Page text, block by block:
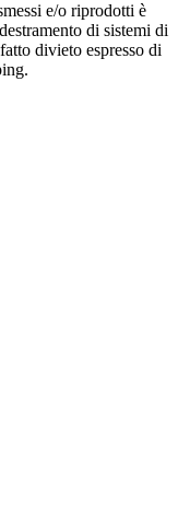
e/o riprodotti è
di sistemi di
divieto espresso di